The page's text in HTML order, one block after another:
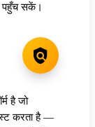
पहुँच सकें।
है जो
करता है —